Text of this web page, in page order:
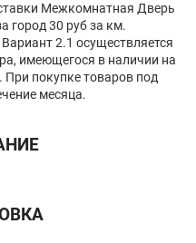
Межкомнатная Дверь
город 30 руб за км.
2.1 осуществляется
имеющегося в наличии на
покупке товаров под
месяца.